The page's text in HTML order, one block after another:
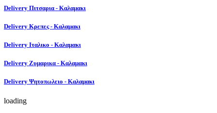
Delivery Πιτσαρια - Καλαμακι
Delivery Κρεπες - Καλαμακι
Delivery Ιταλικο - Καλαμακι
Delivery Ζυμαρικα - Καλαμακι
Delivery Ψητοπωλειο - Καλαμακι
loading